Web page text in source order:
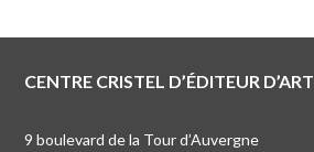
CENTRE CRISTEL D’ÉDITEUR D’ART
9 boulevard de la Tour d’Auvergne